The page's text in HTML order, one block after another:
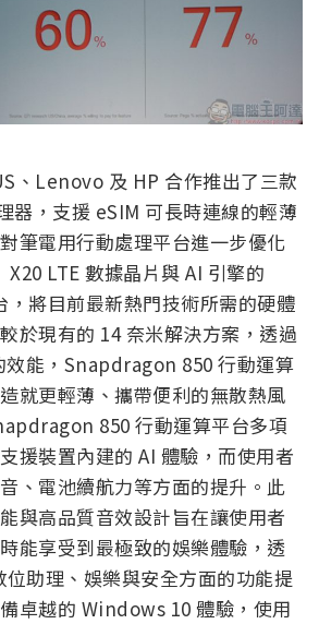
、Lenovo 及 HP 合作推出了三款
器，支援 eSIM 可長時連線的輕薄
筆電用行動處理平台進一步優化
LTE 數據晶片與 AI 引擎的
，將目前最新熱門技術所需的硬體
於現有的 14 奈米解決方案，透過
效能，Snapdragon 850 行動運算
就更輕薄、攜帶便利的無散熱風
850 行動運算平台多項
援裝置內建的 AI 體驗，而使用者
、電池續航力等方面的提升。此
與高品質音效設計旨在讓使用者
能享受到最極致的娛樂體驗，透
助理、娛樂與安全方面的功能提
卓越的 Windows 10 體驗，使用